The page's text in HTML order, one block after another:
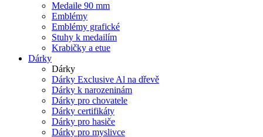
Medaile 90 mm
Emblémy
Emblémy grafické
Stuhy k medailím
Krabičky a etue
Dárky
Dárky
Dárky Exclusive Al na dřevě
Dárky k narozeninám
Dárky pro chovatele
Dárky certifikáty
Dárky pro hasiče
Dárky pro myslivce